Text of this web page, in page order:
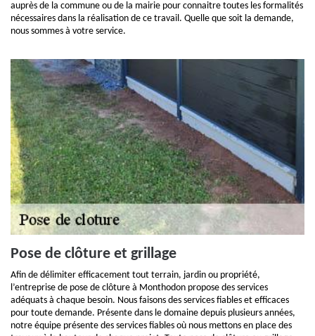
auprès de la commune ou de la mairie pour connaitre toutes les formalités
nécessaires dans la réalisation de ce travail. Quelle que soit la demande,
nous sommes à votre service.
Pose de clôture et grillage
Afin de délimiter efficacement tout terrain, jardin ou propriété,
l’entreprise de pose de clôture à Monthodon propose des services
adéquats à chaque besoin. Nous faisons des services fiables et efficaces
pour toute demande. Présente dans le domaine depuis plusieurs années,
notre équipe présente des services fiables où nous mettons en place des